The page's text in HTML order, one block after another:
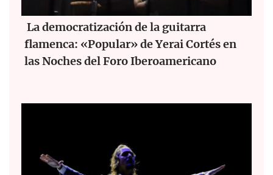
La democratización de la guitarra
flamenca: «Popular» de Yerai Cortés en
las Noches del Foro Iberoamericano